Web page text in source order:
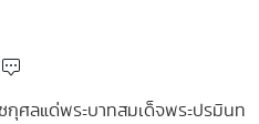
ศลแด่พระบาทสมเด็จพระปรมินท